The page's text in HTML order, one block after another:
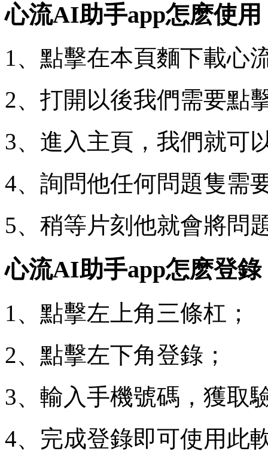
心流AI助手app怎麽使用
1、點擊在本頁麵下載心
2、打開以後我們需要點
3、進入主頁，我們就可
4、詢問他任何問題隻需
5、稍等片刻他就會將問
心流AI助手app怎麽登錄
1、點擊左上角三條杠；
2、點擊左下角登錄；
3、輸入手機號碼，獲取
4、完成登錄即可使用此